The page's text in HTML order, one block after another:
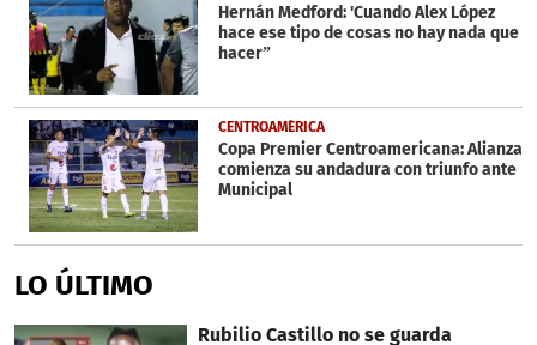
Hernán Medford: 'Cuando Alex López
hace ese tipo de cosas no hay nada que
hacer”
CENTROAMÉRICA
Copa Premier Centroamericana: Alianza
comienza su andadura con triunfo ante
Municipal
LO ÚLTIMO
Rubilio Castillo no se guarda